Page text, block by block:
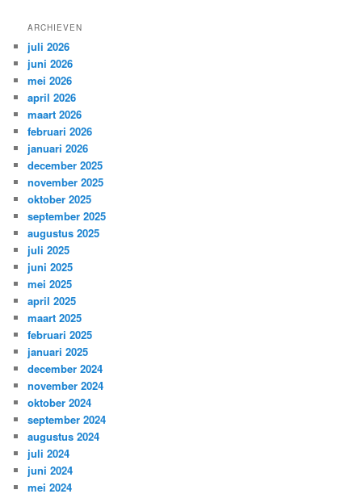
ARCHIEVEN
juli 2026
juni 2026
mei 2026
april 2026
maart 2026
februari 2026
januari 2026
december 2025
november 2025
oktober 2025
september 2025
augustus 2025
juli 2025
juni 2025
mei 2025
april 2025
maart 2025
februari 2025
januari 2025
december 2024
november 2024
oktober 2024
september 2024
augustus 2024
juli 2024
juni 2024
mei 2024